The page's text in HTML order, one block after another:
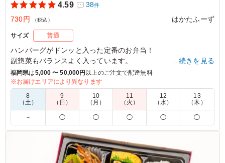
4.59 38件
730円 （税込） はかたふーず
サイズ 普通
ハンバーグがドンッと入った定番のお弁当！
副惣菜もバランスよく入っています。
5.0 第一薬科大学付属高等学校 芸能コース
はかたフーズ様の地元食材を使用したハンバーグ弁当は、
彩りや盛り付けがよく、見た目の印象も大変良かったで
す。主菜・副菜のバランスも適切で、栄養面を意識した内
容であると感じました。ボリュームについても多すぎず少
なすぎず、ちょうど良い量で、全体として満足度の高いお
弁当でした。
…続きを見る
福岡県は5,000 〜 50,000円 以上のご注文で配達無料
※お届けエリアにより異なります
8
（土）
9
（日）
10
（月）
11
（火）
12
（水）
13
（木）
－ ◯ ◯ ◯ ◯ ◯